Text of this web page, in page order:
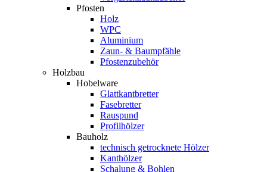
Pfosten
Holz
WPC
Aluminium
Zaun- & Baumpfähle
Pfostenzubehör
Holzbau
Hobelware
Glattkantbretter
Fasebretter
Rauspund
Profilhölzer
Bauholz
technisch getrocknete Hölzer
Kanthölzer
Schalung & Bohlen